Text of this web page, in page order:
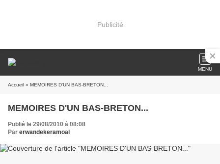
Publicité
MENU
Accueil » MEMOIRES D'UN BAS-BRETON...
MEMOIRES D'UN BAS-BRETON...
Publié le 29/08/2010 à 08:08
Par erwandekeramoal